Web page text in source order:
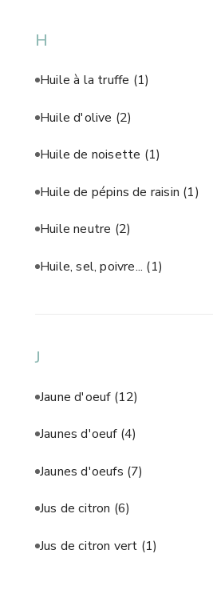
H
Huile à la truffe (1)
Huile d'olive (2)
Huile de noisette (1)
Huile de pépins de raisin (1)
Huile neutre (2)
Huile, sel, poivre... (1)
J
Jaune d'oeuf (12)
Jaunes d'oeuf (4)
Jaunes d'oeufs (7)
Jus de citron (6)
Jus de citron vert (1)